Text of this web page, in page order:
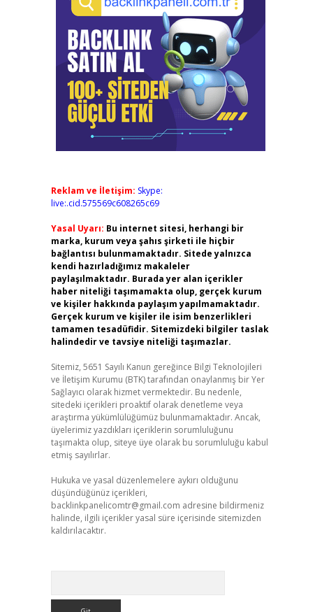
Reklam ve İletişim: Skype:
live:.cid.575569c608265c69
Yasal Uyarı: Bu internet sitesi, herhangi bir
marka, kurum veya şahıs şirketi ile hiçbir
bağlantısı bulunmamaktadır. Sitede yalnızca
kendi hazırladığımız makaleler
paylaşılmaktadır. Burada yer alan içerikler
haber niteliği taşımamakta olup, gerçek kurum
ve kişiler hakkında paylaşım yapılmamaktadır.
Gerçek kurum ve kişiler ile isim benzerlikleri
tamamen tesadüfidir. Sitemizdeki bilgiler taslak
halindedir ve tavsiye niteliği taşımazlar.
Sitemiz, 5651 Sayılı Kanun gereğince Bilgi Teknolojileri
ve İletişim Kurumu (BTK) tarafından onaylanmış bir Yer
Sağlayıcı olarak hizmet vermektedir. Bu nedenle,
sitedeki içerikleri proaktif olarak denetleme veya
araştırma yükümlülüğümüz bulunmamaktadır. Ancak,
üyelerimiz yazdıkları içeriklerin sorumluluğunu
taşımakta olup, siteye üye olarak bu sorumluluğu kabul
etmiş sayılırlar.
Hukuka ve yasal düzenlemelere aykırı olduğunu
düşündüğünüz içerikleri,
backlinkpanelicomtr@gmail.com adresine bildirmeniz
halinde, ilgili içerikler yasal süre içerisinde sitemizden
kaldırılacaktır.